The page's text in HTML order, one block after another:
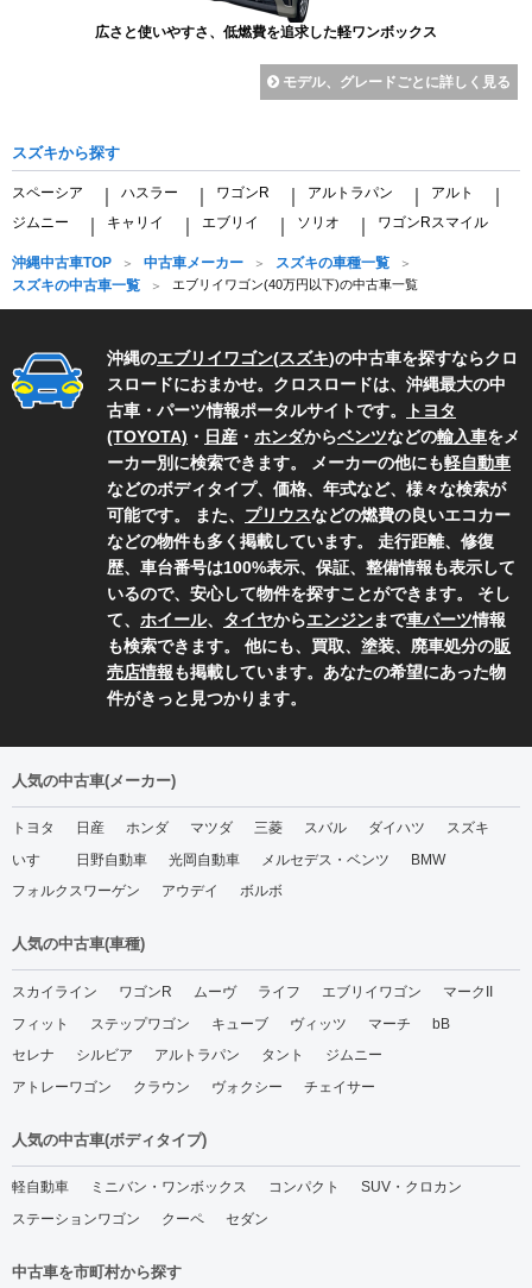
広さと使いやすさ、低燃費を追求した軽ワンボックス
モデル、グレードごとに詳しく見る
スズキから探す
スペーシア ハスラー ワゴンR アルトラパン アルト
ジムニー キャリイ エブリイ ソリオ ワゴンRスマイル
沖縄中古車TOP 中古車メーカー
スズキの車種一覧
スズキの中古車一覧
エブリイワゴン(40万円以下)の中古車一覧
沖縄のエブリイワゴン(スズキ)の中古車を探すならクロ
スロードにおまかせ。クロスロードは、沖縄最大の中
古車・パーツ情報ポータルサイトです。
トヨタ
(TOYOTA) ・ 日産 ・ ホンダからベンツなどの輸入車をメ
ーカー別に検索できます。 メーカーの他にも軽自動車
などのボディタイプ、価格、年式など、様々な検索が
可能です。 また、 プリウスなどの燃費の良いエコカー
などの物件も多く掲載しています。 走行距離、修復
歴、車台番号は100%表示、保証、整備情報も表示して
いるので、安心して物件を探すことができます。 そし
て、 ホイール、 タイヤからエンジンまで車パーツ情報
も検索できます。 他にも、買取、塗装、廃車処分の販
売店情報も掲載しています。あなたの希望にあった物
件がきっと見つかります。
人気の中古車(メーカー)
トヨタ 日産 ホンダ マツダ 三菱 スバル ダイハツ
スズキ
いすゞ
日野自動車 光岡自動車 メルセデス・ベンツ
BMW
フォルクスワーゲン
アウデイ ボルボ
人気の中古車(車種)
スカイライン ワゴンR ムーヴ ライフ エブリイワゴン
マークII
フィット
ステップワゴン キューブ ヴィッツ マーチ
bB
セレナ
シルビア アルトラパン タント
ジムニー
アトレーワゴン
クラウン ヴォクシー チェイサー
人気の中古車(ボディタイプ)
軽自動車 ミニバン・ワンボックス コンパクト
SUV・クロカン
ステーションワゴン
クーペ セダン
中古車を市町村から探す